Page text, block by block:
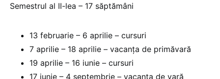
Semestrul al II-lea – 17 săptămâni
13 februarie – 6 aprilie – cursuri
7 aprilie – 18 aprilie – vacanța de primăvară
19 aprilie – 16 iunie – cursuri
17 iunie – 4 septembrie – vacanța de vară